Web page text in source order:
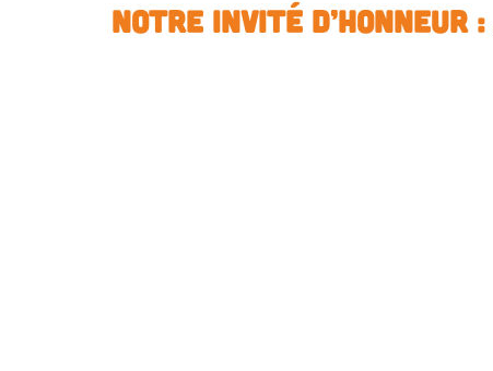
Notre invité d’honneur :